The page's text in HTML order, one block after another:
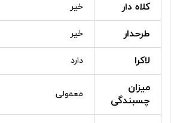
کلاه دار خیر
طرحدار خیر
لاکرا دارد
میزان
چسبندگی
معمولی